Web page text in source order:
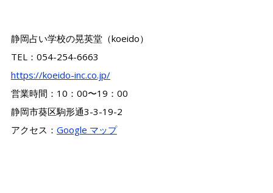
静岡占い学校の晃英堂（koeido）
TEL：054-254-6663
https://koeido-inc.co.jp/
営業時間：10：00〜19：00
静岡市葵区駒形通3-3-19-2
アクセス： Google マップ